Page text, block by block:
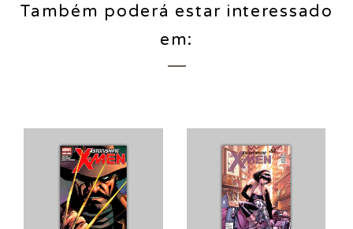
Também poderá estar interessado
em: